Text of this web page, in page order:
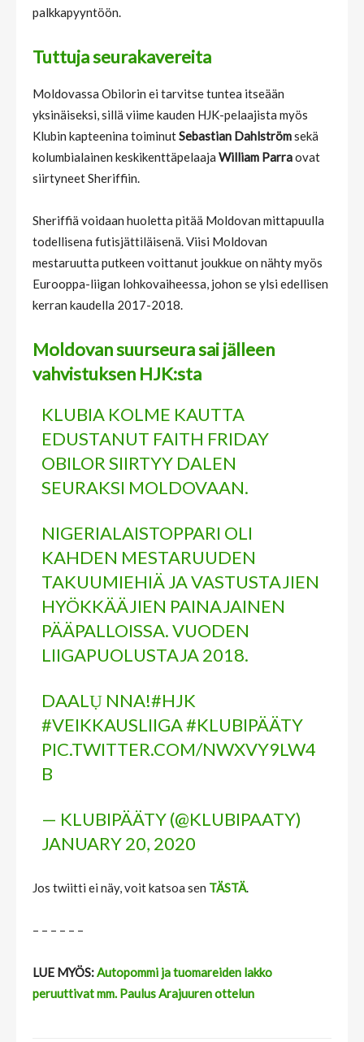
palkkapyyntöön.
Tuttuja seurakavereita
Moldovassa Obilorin ei tarvitse tuntea itseään
yksinäiseksi, sillä viime kauden HJK-pelaajista myös
Klubin kapteenina toiminutSebastian Dahlströmsekä
kolumbialainen keskikenttäpelaaja William Parraovat
siirtyneet Sheriffiin.
Sheriffiä voidaan huoletta pitää Moldovan mittapuulla
todellisena futisjättiläisenä. Viisi Moldovan
mestaruutta putkeen voittanut joukkue on nähty myös
Eurooppa-liigan lohkovaiheessa, johon se ylsi edellisen
kerran kaudella 2017-2018.
Moldovan suurseura sai jälleen
vahvistuksen HJK:sta
KLUBIA KOLME KAUTTA
EDUSTANUT FAITH FRIDAY
OBILOR SIIRTYY DALEN
SEURAKSI MOLDOVAAN.
NIGERIALAISTOPPARI OLI
KAHDEN MESTARUUDEN
TAKUUMIEHIÄ JA VASTUSTAJIEN
HYÖKKÄÄJIEN PAINAJAINEN
PÄÄPALLOISSA. VUODEN
LIIGAPUOLUSTAJA 2018.
DAALỤ NNA!#HJK
#VEIKKAUSLIIGA#KLUBIPÄÄTY
PIC.TWITTER.COM/NWXVY9LW4
B
— KLUBIPÄÄTY (@KLUBIPAATY)
JANUARY 20, 2020
Jos twiitti ei näy, voit katsoa sen TÄSTÄ.
– – – – – –
LUE MYÖS:Autopommi ja tuomareiden lakko
peruuttivat mm. Paulus Arajuuren ottelun